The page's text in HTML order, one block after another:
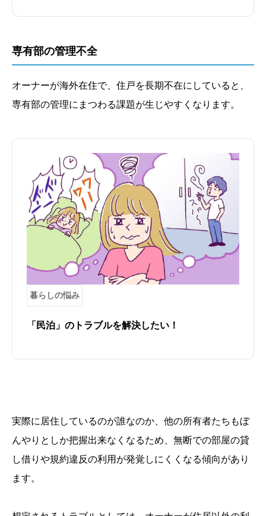
専有部の管理不全
オーナーが海外在住で、住戸を長期不在にしていると、
専有部の管理にまつわる課題が生じやすくなります。
暮らしの悩み
「民泊」のトラブルを解決したい！
実際に居住しているのが誰なのか、他の所有者たちもぼ
んやりとしか把握出来なくなるため、無断での部屋の貸
し借りや規約違反の利用が発覚しにくくなる傾向があり
ます。